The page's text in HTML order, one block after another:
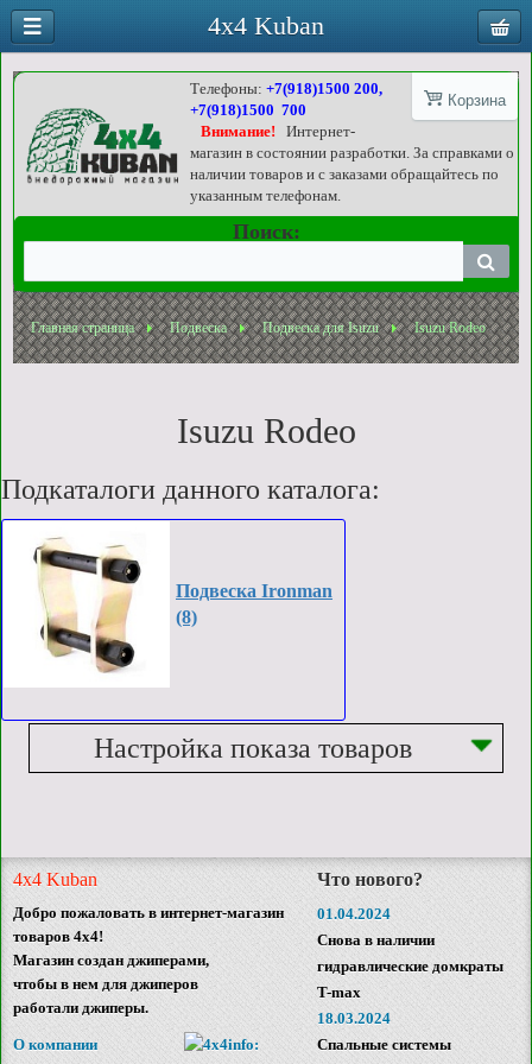
Корзина
Телефоны:+7(918)1500 200,
+7(918)1500 700
Внимание!
Интернет-
магазин в состоянии разработки. За справками о
наличии товаров и с заказами обращайтесь по
указанным телефонам.
Поиск:
Главная страница Подвеска Подвеска для Isuzu Isuzu Rodeo
Isuzu Rodeo
Подкаталоги данного каталога:
Подвеска Ironman
(8)
Настройка показа товаров
4x4 Kuban
Добро пожаловать в интернет-магазин
товаров 4x4!
Магазин создан джиперами,
чтобы в нем для джиперов
работали джиперы.
О компании
Что нового?
01.04.2024
Снова в наличии
гидравлические домкраты
T-max
18.03.2024
Спальные системы
4x4 Kuban